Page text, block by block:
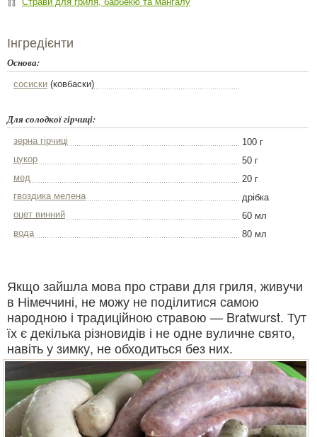
Інгредієнти
Основа:
сосиски (ковбаски)
Для солодкої гірчиці:
зерна гірчиці
100 г
цукор
50 г
мед
20 г
гвоздика мелена
дрібка
оцет винний
60 мл
вода
80 мл
Якщо зайшла мова про страви для гриля, живучи
в Німеччині, не можу не поділитися самою
народною і традиційною стравою — Bratwurst. Тут
їх є декілька різновидів і не одне вуличне свято,
навіть у зимку, не обходиться без них.